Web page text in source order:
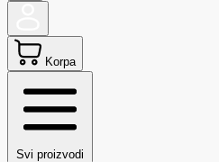
Korpa
Svi proizvodi